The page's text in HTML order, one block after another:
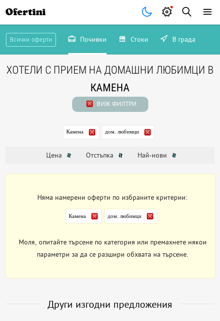
Ofertini
Всички оферти Почивки Стоки В града
ХОТЕЛИ С ПРИЕМ НА ДОМАШНИ ЛЮБИМЦИ В
КАМЕНА
ВИЖ ФИЛТРИ
Камена дом. любимци
Цена Отстъпка Най-нови
Няма намерени оферти по избраните критерии:
Камена дом. любимци
Моля, опитайте търсене по категория или премахнете някои
параметри за да се разшири обхвата на търсене.
Други изгодни предложения